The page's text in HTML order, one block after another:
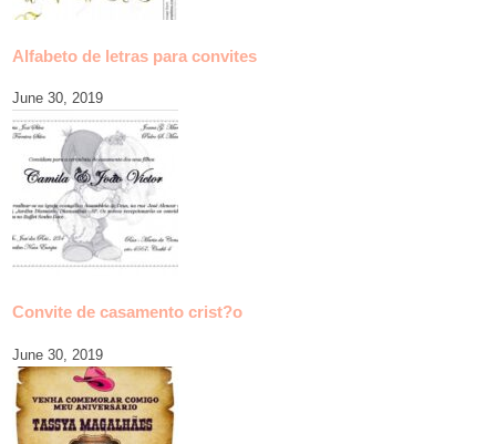
Alfabeto de letras para convites
June 30, 2019
Convite de casamento crist?o
June 30, 2019